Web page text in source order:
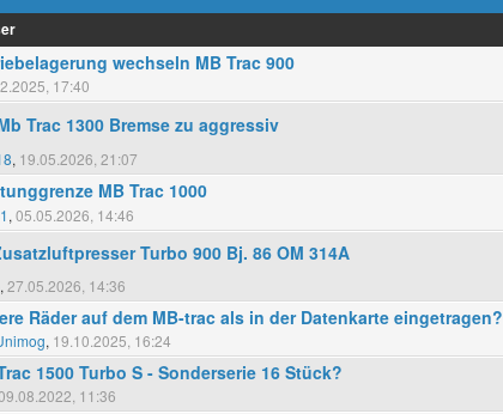
wechseln MB Trac 900
17:40
Trac 1300 Bremse zu aggressiv
, 19.05.2026, 21:07
MB Trac 1000
, 05.05.2026, 14:46
Turbo 900 Bj. 86 OM 314A
, 27.05.2026, 14:36
Räder auf dem MB-trac als in der Datenkarte eingetragen?
, 19.10.2025, 16:24
1500 Turbo S - Sonderserie 16 Stück?
11:36